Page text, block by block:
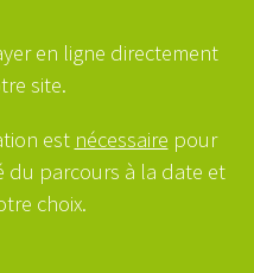
en ligne directement
site.
est nécessaire pour
du parcours à la date et
choix.